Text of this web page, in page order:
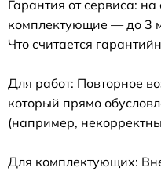
Гарантия от сервиса:
комплектующие — до 3
Что считается
Для работ: Повторное
который прямо
(например,
Для комплектующих: